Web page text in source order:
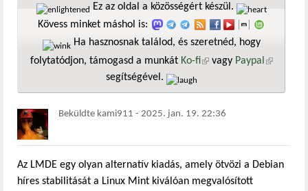
Ez az oldal a közösségért készül.
Kövess minket máshol is:
Ha hasznosnak találod, és szeretnéd, hogy
folytatódjon, támogasd a munkát Ko-fi(külső hivatkozás)
vagy Paypal
segítségével.
Beküldte kami911 - 2025. jan. 19. 22:36
Az LMDE egy olyan alternatív kiadás, amely ötvözi a Debian
híres stabilitását a Linux Mint kiválóan megvalósított